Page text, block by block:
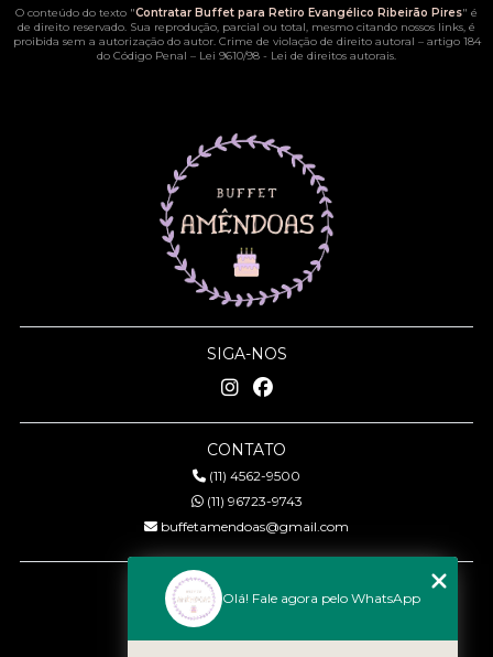
O conteúdo do texto "Contratar Buffet para Retiro Evangélico Ribeirão Pires" é
de direito reservado. Sua reprodução, parcial ou total, mesmo citando nossos links, é
proibida sem a autorização do autor. Crime de violação de direito autoral – artigo 184
do Código Penal – Lei 9610/98 - Lei de direitos autorais
SIGA-NOS
CONTATO
(11) 4562-9500
(11) 96723-9743
buffetamendoas@gmail.com
MENU
Quem somos
Olá! Fale agora pelo WhatsApp